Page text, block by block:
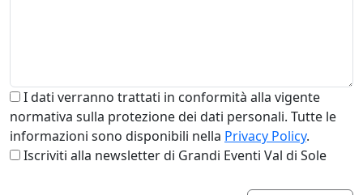
I dati verranno trattati in conformità alla vigente
normativa sulla protezione dei dati personali. Tutte le
informazioni sono disponibili nella Privacy Policy.
Iscriviti alla newsletter di Grandi Eventi Val di Sole